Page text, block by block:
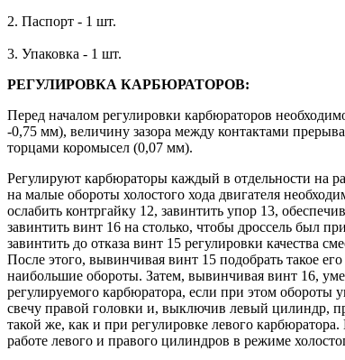
2. Паспорт - 1 шт.
3. Упаковка - 1 шт.
РЕГУЛИРОВКА КАРБЮРАТОРОВ:
Перед началом регулировки карбюраторов
-0,75 мм), величину зазора между контактами
торцами коромысел (0,07 мм).
Регулируют карбюраторы каждый в отдельности на
на малые обороты холостого хода двигателя
ослабить контргайку 12, завинтить упор 13,
завинтить винт 16 на столько, чтобы дроссель был
завинтить до отказа винт 15 регулировки качества
После этого, вывинчивая винт 15 подобрать такое
наибольшие обороты. Затем, вывинчивая винт 16,
регулируемого карбюратора, если при этом обороты
свечу правой головки и, выключив левый цилиндр,
такой же, как и при регулировке левого
работе левого и правого цилиндров в режиме